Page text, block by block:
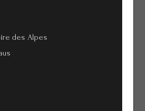
des Alpes